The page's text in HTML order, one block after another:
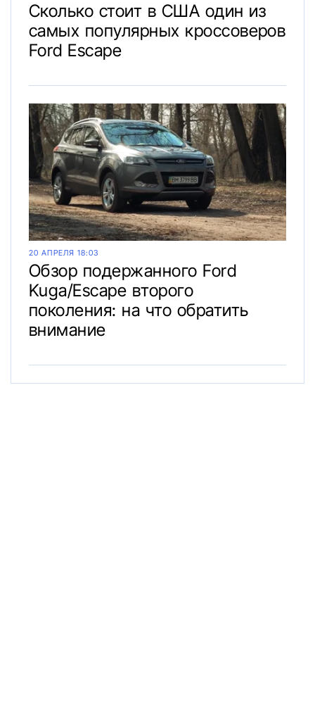
Сколько стоит в США один из
самых популярных кроссоверов
Ford Escape
20 АПРЕЛЯ 18:03
Обзор подержанного Ford
Kuga/Escape второго
поколения: на что обратить
внимание